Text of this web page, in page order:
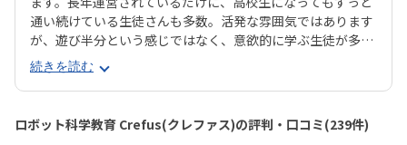
通い続けている生徒さんも多数。活発な雰囲気ではあります
が、遊び半分という感じではなく、意欲的に学ぶ生徒が多い
のが特長です。ひとことで言えば派手さのない、「質実剛
健」なイメージのCrefusは、本気でやりたいお子さんにはぴ
ったりのスクールでしょう。対象年齢は小3生以上ですが、
年長〜小2生向けにKicks（キックス）というサブブランドも
運営されています。Kicsのほうは身近なものをテーマに、よ
続きを読む
ロボット科学教育 Crefus(クレファス)の評判・口コミ(239件)